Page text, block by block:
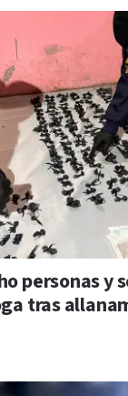
personas y
tras